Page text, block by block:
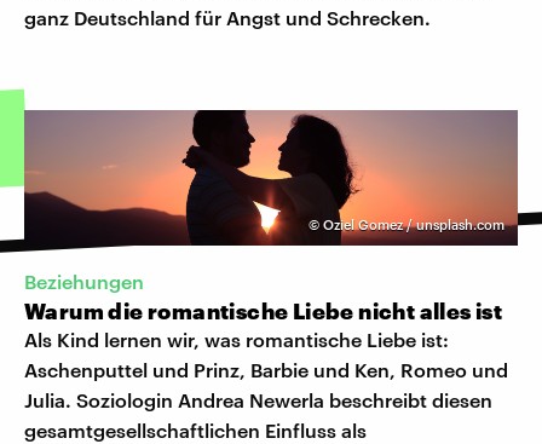
ganz Deutschland für Angst und Schrecken.
© Oziel Gomez / unsplash.com
Beziehungen
Warum die romantische Liebe nicht alles ist
Als Kind lernen wir, was romantische Liebe ist:
Aschenputtel und Prinz, Barbie und Ken, Romeo und
Julia. Soziologin Andrea Newerla beschreibt diesen
gesamtgesellschaftlichen Einfluss als